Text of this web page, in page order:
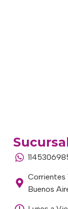
Corrientes
Buenos